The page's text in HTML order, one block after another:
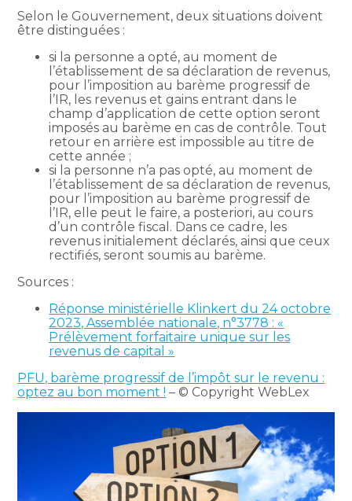
Selon le Gouvernement, deux situations doivent
être distinguées :
si la personne a opté, au moment de
l’établissement de sa déclaration de revenus,
pour l’imposition au barème progressif de
l’IR, les revenus et gains entrant dans le
champ d’application de cette option seront
imposés au barème en cas de contrôle. Tout
retour en arrière est impossible au titre de
cette année ;
si la personne n’a pas opté, au moment de
l’établissement de sa déclaration de revenus,
pour l’imposition au barème progressif de
l’IR, elle peut le faire, a posteriori, au cours
d’un contrôle fiscal. Dans ce cadre, les
revenus initialement déclarés, ainsi que ceux
rectifiés, seront soumis au barème.
Sources :
Réponse ministérielle Klinkert du 24 octobre
2023, Assemblée nationale, n°3778 : «
Prélèvement forfaitaire unique sur les
revenus de capital »
PFU, barème progressif de l’impôt sur le revenu :
optez au bon moment ! – © Copyright WebLex